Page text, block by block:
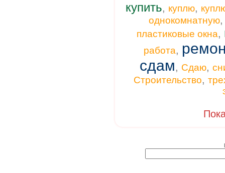
купить, куплю,
однокомнатную
пластиковые окна,
работа,
сдам, Сдаю,
Строительство,